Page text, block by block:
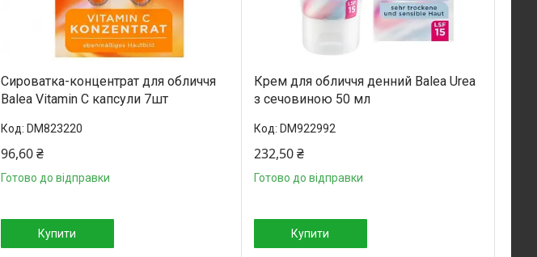
Сироватка-концентрат для обличчя
Balea Vitamin C капсули 7шт
DM823220
96,60 ₴
Готово до відправки
Купити
Крем для обличчя денний Balea Urea
з сечовиною 50 мл
DM922992
232,50 ₴
Готово до відправки
Купити